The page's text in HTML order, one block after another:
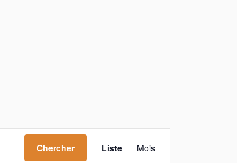
Chercher
de
Liste Mois